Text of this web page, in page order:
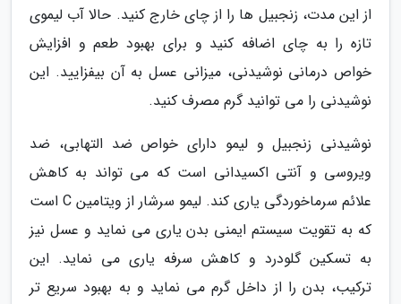
از این مدت، زنجبیل ها را از چای خارج کنید. حالا آب لیموی
تازه را به چای اضافه کنید و برای بهبود طعم و افزایش
خواص درمانی نوشیدنی، میزانی عسل به آن بیفزایید. این
نوشیدنی را می توانید گرم مصرف کنید.
نوشیدنی زنجبیل و لیمو دارای خواص ضد التهابی، ضد
ویروسی و آنتی اکسیدانی است که می تواند به کاهش
علائم سرماخوردگی یاری کند. لیمو سرشار از ویتامین C است
که به تقویت سیستم ایمنی بدن یاری می نماید و عسل نیز
به تسکین گلودرد و کاهش سرفه یاری می نماید. این
ترکیب، بدن را از داخل گرم می نماید و به بهبود سریع تر